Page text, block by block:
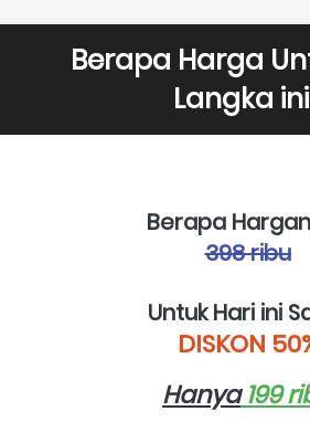
Berapa Harga
Langka
Berapa
398 ribu
Untuk Hari ini
DISKON
Hanya 199